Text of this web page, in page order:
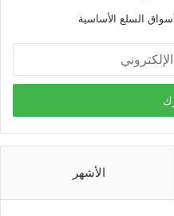
السلع الأساسية
الأشهر